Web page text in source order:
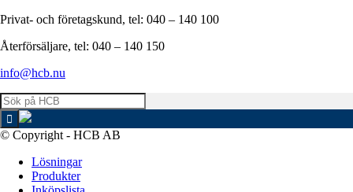
Privat- och företagskund, tel: 040 – 140 100
Återförsäljare, tel: 040 – 140 150
info@hcb.nu
© Copyright - HCB AB
Lösningar
Produkter